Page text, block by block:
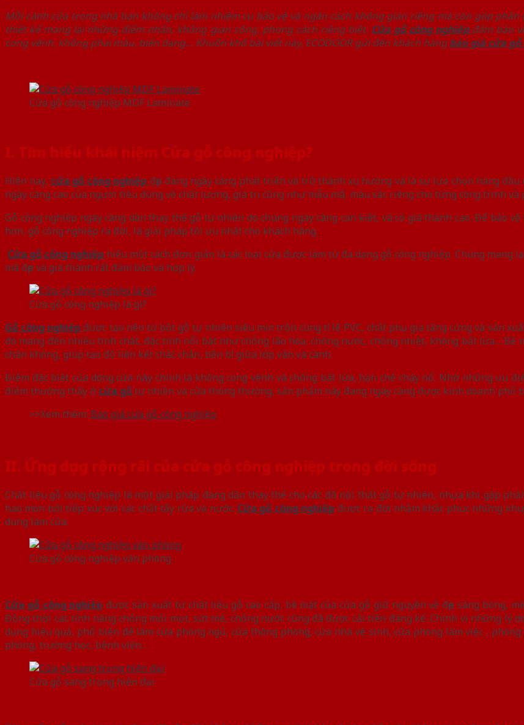
Mỗi cánh cửa trong nhà bạn không chỉ làm nhiệm vụ bảo vệ và ngăn cách không gian riêng mà còn góp
thiết kế mang lại những điểm nhấn, không gian sống, phong cách riêng biệt. Cửa gỗ công nghiệp đảm bảo
cong vênh, không phai màu, biến dạng… Khuôn khổ bài viết này, ECODOOR gửi đến khách hàngbáo giá cửa
Cửa gỗ công nghiệp MDF Laminate
I. Tìm hiểu khái niệm Cửa gỗ công nghiệp?
Hiện nay, cửa gỗ công nghiệp đẹp đang ngày càng phát triển và trở thành xu hướng và là sự lựa chọn hàng
ngày càng cao của người tiêu dùng về chất lượng, giá trị cũng như mẫu mã, màu sắc riêng cho từng công trình
Gỗ công nghiệp ngày càng dần thay thế gỗ tự nhiên do chúng ngày càng cạn kiệt, và có giá thành cao. Để bảo
hơn, gỗ công nghiệp ra đời, là giải pháp tối ưu nhất cho khách hàng.
Cửa gỗ công nghiệp hiểu một cách đơn giản là các loại cửa được làm từ đa dạng gỗ công nghiệp. Chúng mang
mã đẹp và giá thành rất đảm bảo và hợp lý.
Cửa gỗ công nghiệp là gì?
Gỗ công nghiệp được tạo nên từ bột gỗ tự nhiên siêu mịn trộn cùng tỉ lệ PVC, chất phụ gia tăng cứng và sản
đó mang đến nhiều tính chất, đặc tính nổi bật như chống lão hóa, chống nước, chống nhiệt, không bắt lửa… Bề
chân không, giúp tạo độ liên kết chắc chắn, bền bỉ giữa lớp vân và cánh.
Điểm đặc biệt của dòng cửa này chính là không cong vênh và chống bắt lửa, hạn chế cháy nổ. Nhờ những ưu
điểm thường thấy ở cửa gỗtự nhiên và cửa thông thường, sản phẩm này đang ngày càng được kinh doanh phổ
>>Xem thêm: Báo giá cửa gỗ công nghiệp
II. Ứng dụng rộng rãi của cửa gỗ công nghiệp trong đời sống
Chất liệu gỗ công nghiệp là một giải pháp đang dần thay thế cho các đồ nội thất gỗ tự nhiên, nhựa khi gặp
hao mòn bởi tiếp xúc với các chất tẩy rửa và nước. Cửa gỗ công nghiệp được ra đời nhằm khắc phục những
dùng làm cửa.
Cửa gỗ công nghiệp văn phòng
Cửa gỗ công nghiệp được sản xuất từ chất liệu gỗ cao cấp, bề mặt của cửa gỗ giữ nguyên vẻ đẹp sáng bóng,
Đồng thời các tính năng chống mối mọt, sứt mẻ, chống nước cũng đã được cải tiến đáng kể. Chính vì những lý
dụng hiệu quả, phổ biến để làm cửa phòng ngủ, cửa thông phòng, cửa nhà vệ sinh, cửa phòng làm việc ,
phòng, trường học, bệnh viện…
Cửa gỗ sang trọng hiện đại